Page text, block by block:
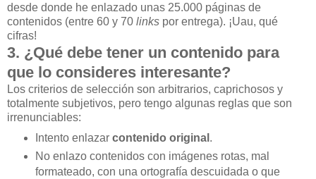
desde donde he enlazado unas 25.000 páginas de
contenidos (entre 60 y 70 links por entrega). ¡Uau, qué
cifras!
3. ¿Qué debe tener un contenido para
que lo consideres interesante?
Los criterios de selección son arbitrarios, caprichosos y
totalmente subjetivos, pero tengo algunas reglas que son
irrenunciables:
Intento enlazar contenido original .
No enlazo contenidos con imágenes rotas, mal
formateado, con una ortografía descuidada o que